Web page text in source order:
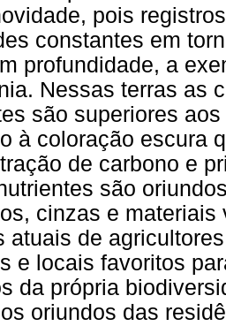
pois
constantes em
profundidade, a
Nessas terras as
são superiores
à coloração escura
de carbono e
são
cinzas e
atuais de
e locais favoritos
da própria
oriundos das